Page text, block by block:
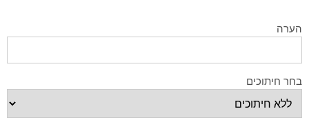
הערה
בחר חיתוכים